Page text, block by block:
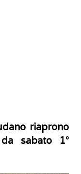
riaprono
sabato 1°